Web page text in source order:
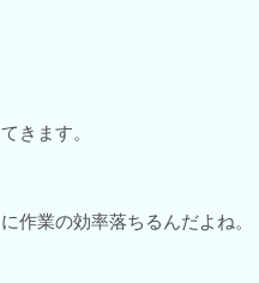
きます。
作業の効率落ちるんだよね。